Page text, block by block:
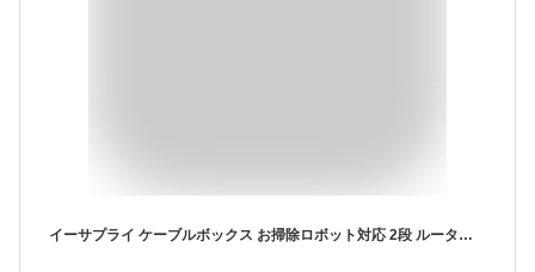
イーサプライ ケーブルボックス お掃除ロボット対応 2段 ルーター収納 タップボックス ロボット掃除機 木製 高さ57.5cm ダークブラウン EZ2-CB026DBRM